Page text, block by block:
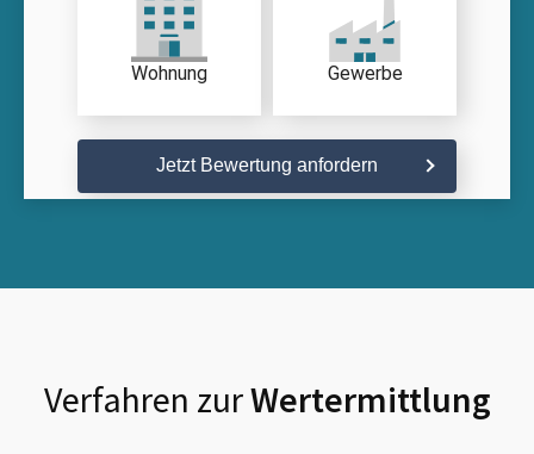
Wohnung Gewerbe
Jetzt Bewertung anfordern
Verfahren zurWertermittlung